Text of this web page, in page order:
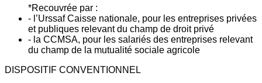
*Recouvrée par :
- l’Urssaf Caisse nationale, pour les entreprises privées
et publiques relevant du champ de droit privé
- la CCMSA, pour les salariés des entreprises relevant
du champ de la mutualité sociale agricole
DISPOSITIF CONVENTIONNEL